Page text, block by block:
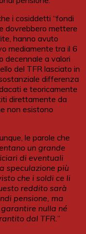
i cosiddetti “fondi
dovrebbero mettere
hanno avuto
mediamente tra il 6
decennale a valori
del TFR lasciato in
differenza
e teoricamente
direttamente da
non esistono
le parole che
un grande
di eventuali
speculazione più
che i soldi ce li
reddito sarà
pensione, ma
nulla né
dal TFR. ”